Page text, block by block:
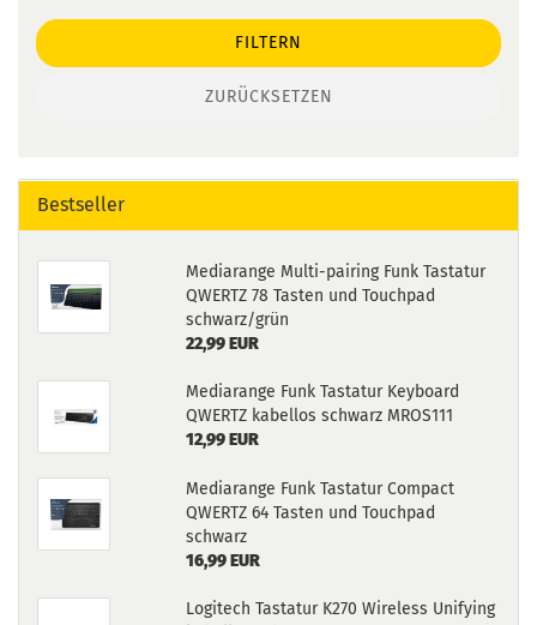
FILTERN
ZURÜCKSETZEN
Bestseller
Mediarange Multi-pairing Funk Tastatur
QWERTZ 78 Tasten und Touchpad
schwarz/grün
22,99 EUR
Mediarange Funk Tastatur Keyboard
QWERTZ kabellos schwarz MROS111
12,99 EUR
Mediarange Funk Tastatur Compact
QWERTZ 64 Tasten und Touchpad
schwarz
16,99 EUR
Logitech Tastatur K270 Wireless Unifying